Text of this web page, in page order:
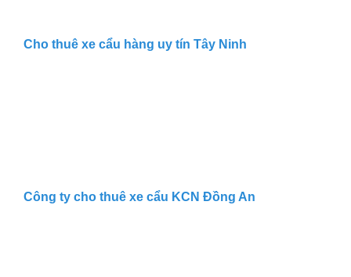
Cho thuê xe cẩu hàng uy tín Tây Ninh
Công ty cho thuê xe cẩu KCN Đồng An